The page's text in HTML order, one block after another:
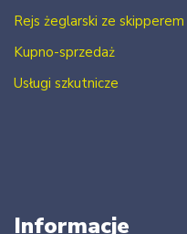
Rejs żeglarski ze
Kupno-sprzedaż
Usługi szkutnicze
Informacje